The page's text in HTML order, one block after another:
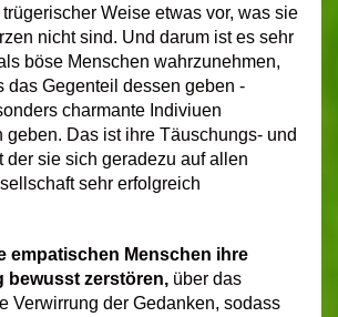
Weise etwas vor, was sie
nicht sind. Und darum ist es sehr
böse Menschen wahrzunehmen,
das Gegenteil dessen geben -
charmante Indiviuen
geben. Das ist ihre Täuschungs- und
der sie sich geradezu auf allen
sehr erfolgreich
empatischen Menschen ihre
bewusst zerstören, über das
Verwirrung der Gedanken, sodass